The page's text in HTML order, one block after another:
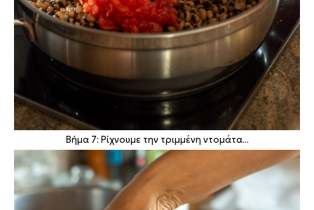
Βήμα 7: Ρίχνουμε την τριμμένη ντομάτα...